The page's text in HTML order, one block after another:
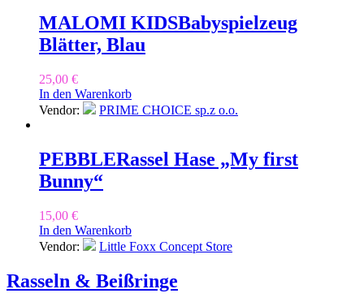
MALOMI KIDSBabyspielzeug
Blätter, Blau
25,00 €
In den Warenkorb
Vendor:
PRIME CHOICE sp.z o.o.
PEBBLERassel Hase „My first
Bunny“
15,00 €
In den Warenkorb
Vendor:
Little Foxx Concept Store
Rasseln & Beißringe